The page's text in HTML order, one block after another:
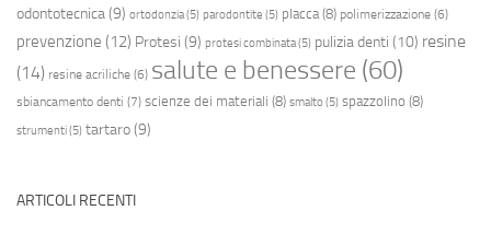
odontotecnica (9) ortodonzia(5) parodontite (5) placca(8) polimerizzazione (6)
prevenzione (12) Protesi (9) protesi combinata(5) pulizia denti (10) resine
(14) resine acriliche (6) salute e benessere (60)
sbiancamento denti (7) scienze dei materiali (8) smalto(5) spazzolino (8)
strumenti(5) tartaro(9)
ARTICOLI RECENTI